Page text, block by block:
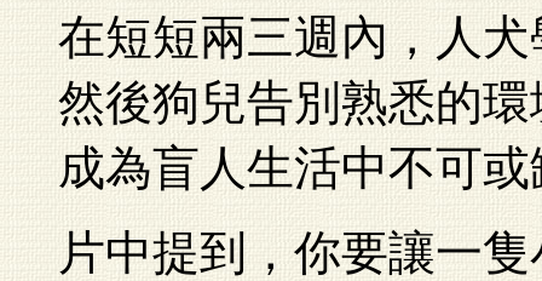
在短短兩三週內，人
然後狗兒告別熟悉的
成為盲人生活中不可
片中提到，你要讓一